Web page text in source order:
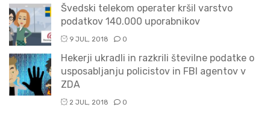
Švedski telekom operater kršil varstvo
podatkov 140.000 uporabnikov
9 JUL, 2018 0
Hekerji ukradli in razkrili številne podatke o
usposabljanju policistov in FBI agentov v
ZDA
2 JUL, 2018 0